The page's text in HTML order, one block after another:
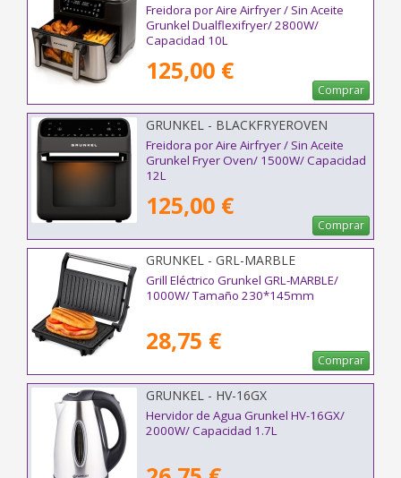
Freidora por Aire Airfryer / Sin Aceite
Grunkel Dualflexifryer/ 2800W/
Capacidad 10L
125,00 €
Comprar
GRUNKEL - BLACKFRYEROVEN
Freidora por Aire Airfryer / Sin Aceite
Grunkel Fryer Oven/ 1500W/ Capacidad
12L
125,00 €
Comprar
GRUNKEL - GRL-MARBLE
Grill Eléctrico Grunkel GRL-MARBLE/
1000W/ Tamaño 230*145mm
28,75 €
Comprar
GRUNKEL - HV-16GX
Hervidor de Agua Grunkel HV-16GX/
2000W/ Capacidad 1.7L